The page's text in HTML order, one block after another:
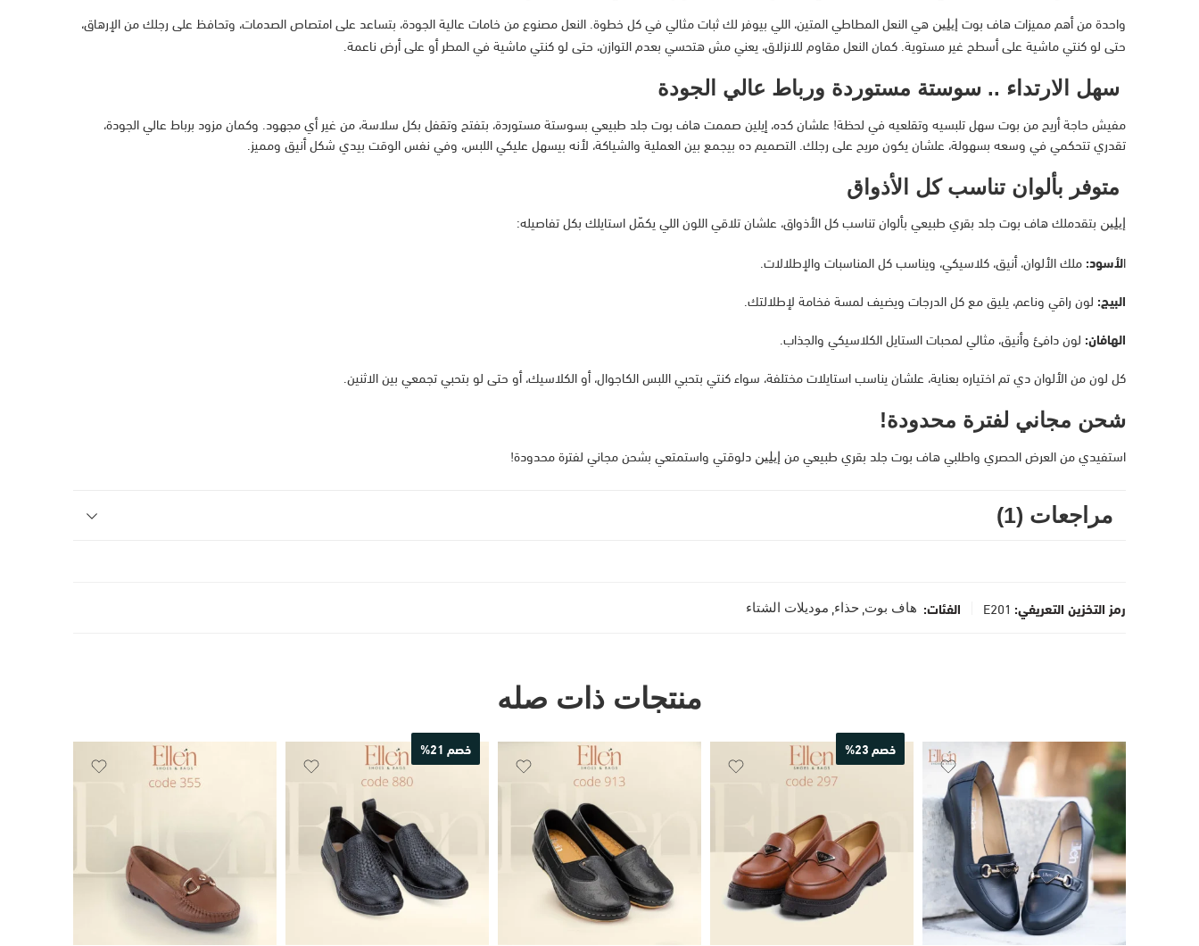
واحدة من أهم مميزات هاف بوت إيلين هي النعل المطاطي المتين، اللي بيوفر لك ثبات مثالي في كل خطوة. النعل مصنوع من خامات عالية الجودة، بتساعد على امتصاص الصدمات، وتحافظ على رجلك من الإرهاق،
حتى لو كنتي ماشية على أسطح غير مستوية. كمان النعل مقاوم للانزلاق، يعني مش هتحسي بعدم التوازن، حتى لو كنتي ماشية في المطر أو على أرض ناعمة.
سهل الارتداء .. سوستة مستوردة ورباط عالي الجودة
مفيش حاجة أريح من بوت سهل تلبسيه وتقلعيه في لحظة! علشان كده، إيلين صممت هاف بوت جلد طبيعي بسوستة مستوردة، بتفتح وتقفل بكل سلاسة، من غير أي مجهود. وكمان مزود برباط عالي الجودة،
تقدري تتحكمي في وسعه بسهولة، علشان يكون مريح على رجلك. التصميم ده بيجمع بين العملية والشياكة، لأنه بيسهل عليكي اللبس، وفي نفس الوقت بيدي شكل أنيق ومميز.
متوفر بألوان تناسب كل الأذواق
إيلين بتقدملك هاف بوت جلد بقري طبيعي بألوان تناسب كل الأذواق، علشان تلاقي اللون اللي يكمّل استايلك بكل تفاصيله:
الأسود:ملك الألوان، أنيق، كلاسيكي، ويناسب كل المناسبات والإطلالات.
البيج: لون راقي وناعم، يليق مع كل الدرجات ويضيف لمسة فخامة لإطلالتك.
الهافان: لون دافئ وأنيق، مثالي لمحبات الستايل الكلاسيكي والجذاب.
كل لون من الألوان دي تم اختياره بعناية، علشان يناسب استايلات مختلفة، سواء كنتي بتحبي اللبس الكاجوال، أو الكلاسيك، أو حتى لو بتحبي تجمعي بين الاثنين.
شحن مجاني لفترة محدودة!
استفيدي من العرض الحصري واطلبي هاف بوت جلد بقري طبيعي من إيلين دلوقتي واستمتعي بشحن مجاني لفترة محدودة!
مراجعات (1)
رمز التخزين التعريفي: E201 الفئات: هاف بوت, حذاء, موديلات الشتاء
منتجات ذات صله
خصم 23% خصم 21% خصم 25%